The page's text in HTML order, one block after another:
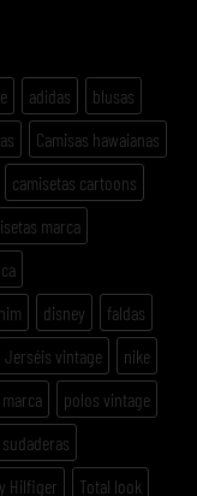
adidas
blusas
Camisas hawaianas
camisetas cartoons
marca
disney
faldas
Jerséis vintage
nike
polos vintage
sudaderas
Hilfiger
Total look